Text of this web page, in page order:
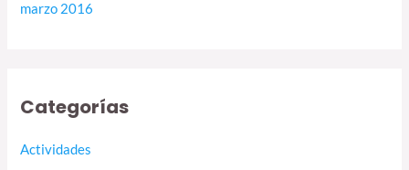
marzo 2016
Categorías
Actividades